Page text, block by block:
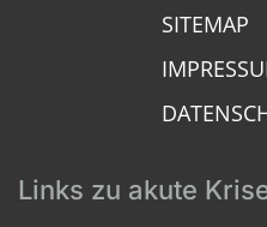
SITEMAP
Links zu akute